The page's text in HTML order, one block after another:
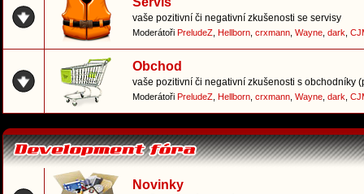
vaše pozitivní či negativní zkušenosti se servisy
Moderátoři PreludeZ Hellborn crxmann Wayne dark
Obchod
vaše pozitivní či negativní zkušenosti s obchodníky
Moderátoři PreludeZ Hellborn crxmann Wayne dark
Novinky